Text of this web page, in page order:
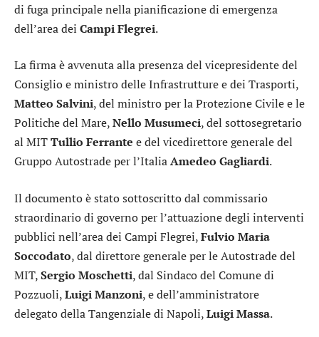
di fuga principale nella pianificazione di emergenza
dell’area dei Campi Flegrei.
La firma è avvenuta alla presenza del vicepresidente del
Consiglio e ministro delle Infrastrutture e dei Trasporti,
Matteo Salvini, del ministro per la Protezione Civile e le
Politiche del Mare,Nello Musumeci, del sottosegretario
al MITTullio Ferrante e del vicedirettore generale del
Gruppo Autostrade per l’ItaliaAmedeo Gagliardi.
Il documento è stato sottoscritto dal commissario
straordinario di governo per l’attuazione degli interventi
pubblici nell’area dei Campi Flegrei,Fulvio Maria
Soccodato, dal direttore generale per le Autostrade del
MIT,Sergio Moschetti, dal Sindaco del Comune di
Pozzuoli,Luigi Manzoni, e dell’amministratore
delegato della Tangenziale di Napoli,Luigi Massa.